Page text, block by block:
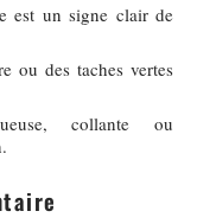
est un signe clair de
ou des taches vertes
collante ou